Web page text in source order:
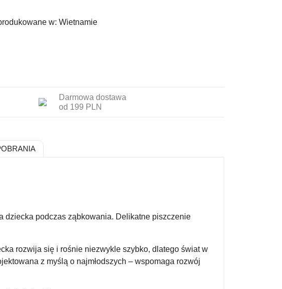
w: Wietnamie
Darmowa dostawa
od 199 PLN
dziecka podczas ząbkowania. Delikatne piszczenie
rozwija się i rośnie niezwykle szybko, dlatego świat w
z myślą o najmłodszych – wspomaga rozwój